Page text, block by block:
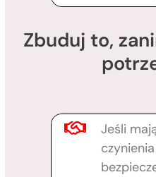
Zbuduj to,
Jeśli